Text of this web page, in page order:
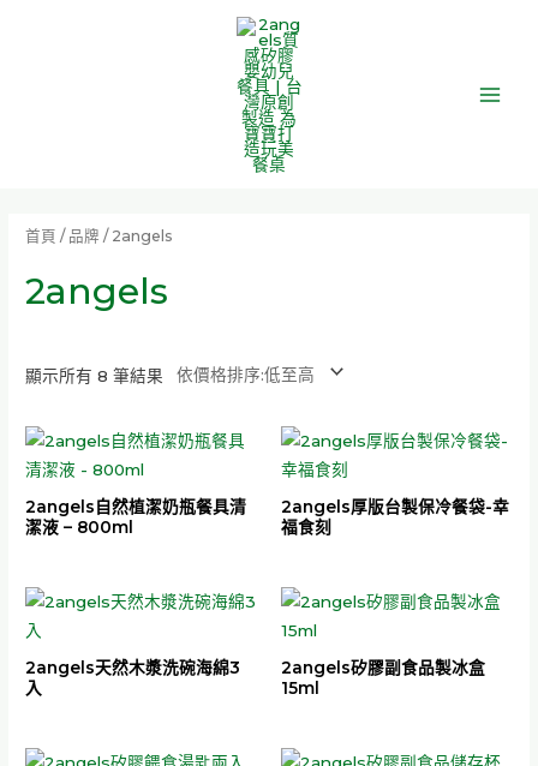
首頁 / 品牌 / 2angels
2angels
顯示所有 8 筆結果
格
排
至
高
2angels自然植潔奶瓶餐具清
潔液 – 800ml
2angels厚版台製保冷餐袋-幸
福食刻
2angels天然木漿洗碗海綿3
入
2angels矽膠副食品製冰盒
15ml